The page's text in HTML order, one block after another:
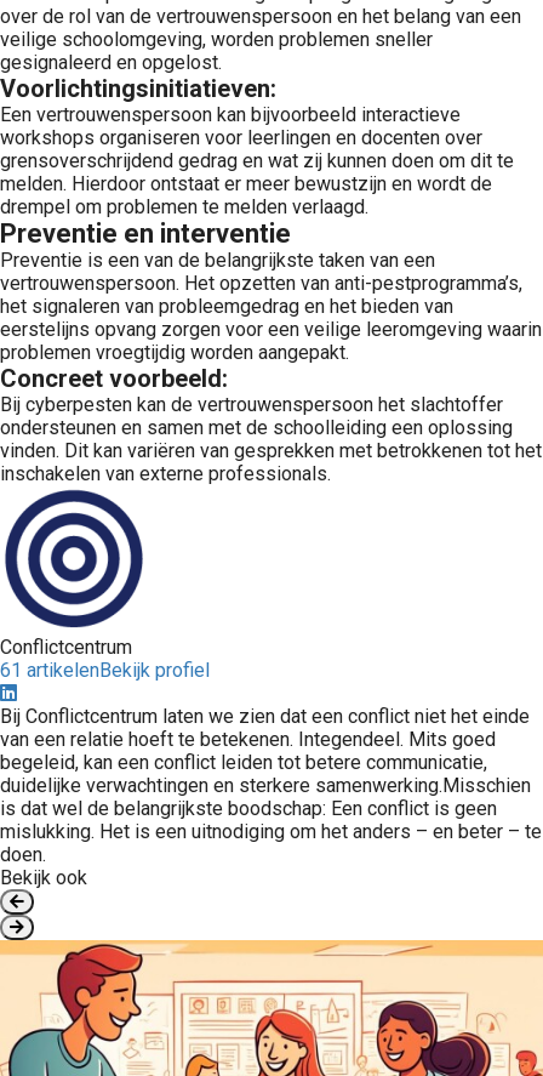
over de rol van de vertrouwenspersoon en het belang van een
veilige schoolomgeving, worden problemen sneller
gesignaleerd en opgelost.
Voorlichtingsinitiatieven:
Een vertrouwenspersoon kan bijvoorbeeld interactieve
workshops organiseren voor leerlingen en docenten over
grensoverschrijdend gedrag en wat zij kunnen doen om dit te
melden. Hierdoor ontstaat er meer bewustzijn en wordt de
drempel om problemen te melden verlaagd.
Preventie en interventie
Preventie is een van de belangrijkste taken van een
vertrouwenspersoon. Het opzetten van anti-pestprogramma’s,
het signaleren van probleemgedrag en het bieden van
eerstelijns opvang zorgen voor een veilige leeromgeving waarin
problemen vroegtijdig worden aangepakt.
Concreet voorbeeld:
Bij cyberpesten kan de vertrouwenspersoon het slachtoffer
ondersteunen en samen met de schoolleiding een oplossing
vinden. Dit kan variëren van gesprekken met betrokkenen tot het
inschakelen van externe professionals.
Conflictcentrum
61 artikelenBekijk profiel
Bij Conflictcentrum laten we zien dat een conflict niet het einde
van een relatie hoeft te betekenen. Integendeel. Mits goed
begeleid, kan een conflict leiden tot betere communicatie,
duidelijke verwachtingen en sterkere samenwerking.Misschien
is dat wel de belangrijkste boodschap: Een conflict is geen
mislukking. Het is een uitnodiging om het anders – en beter – te
doen.
Bekijk ook